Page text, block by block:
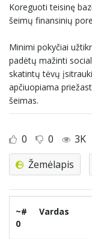
Koreguoti teisinę
šeimų finansinių
Minimi pokyčiai
padėtų mažinti
skatintų tėvų
apčiuopiama
šeimas.
0 0 3K
Žemėlapis
~#
0
Vardas